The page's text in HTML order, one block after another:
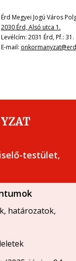
Érd Megyei Jogú Város
2030 Érd, Alsó utca 1.
Levélcím: 2031 Érd, Pf.: 31.
E-mail:
testület,
határozatok,